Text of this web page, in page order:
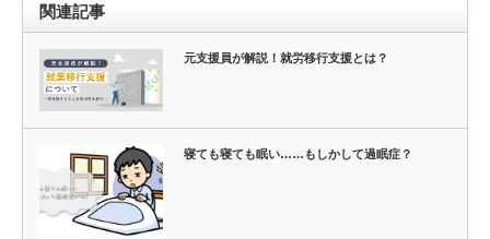
関連記事
元支援員が解説！就労移行支援とは？
寝ても寝ても眠い……もしかして過眠症？